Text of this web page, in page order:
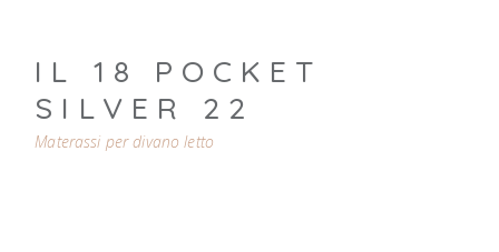
IL 18 POCKET
SILVER 22
Materassi per divano letto